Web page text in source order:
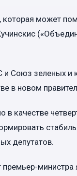
может
Союз зеленых и
в новом
качестве
депутатов.